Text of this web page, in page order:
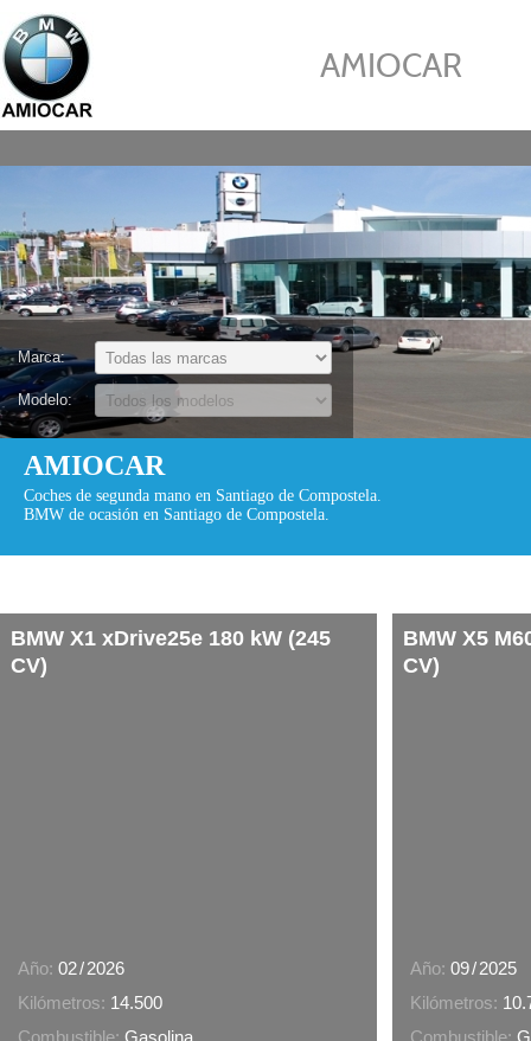
AMIOCAR
AMIOCAR
Coches de segunda mano en Santiago de Compostela.
BMW de ocasión en Santiago de Compostela.
Marca:
Modelo:
BMW X1 xDrive25e 180 kW (245
CV)
Año: 02/2026
Kilómetros: 14.500
Combustible: Gasolina
BMW X5
CV)
Año: 09/2025
Kilómetros:
Combustible: